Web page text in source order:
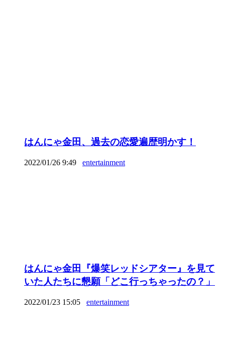
はんにゃ金田、過去の恋愛遍歴明かす！
2022/01/26 9:49 entertainment
はんにゃ金田『爆笑レッドシアター』を見て
いた人たちに懇願「どこ行っちゃったの？」
2022/01/23 15:05 entertainment